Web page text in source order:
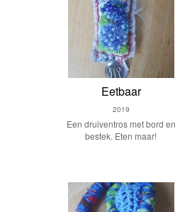
Eetbaar
2019
Een druiventros met bord en
bestek. Eten maar!